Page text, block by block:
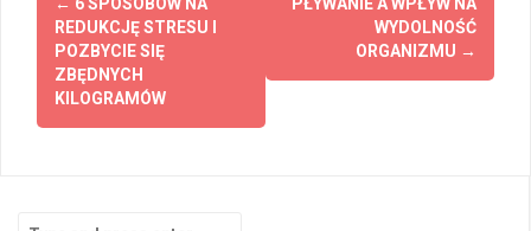
navigation
REDUKCJĘ STRESU I
POZBYCIE SIĘ
ZBĘDNYCH
KILOGRAMÓW
WYDOLNOŚĆ
ORGANIZMU →